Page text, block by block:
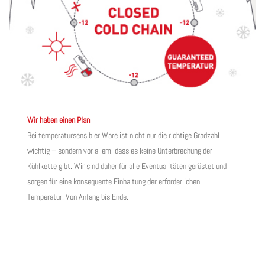
Wir haben einen Plan
Bei temperatursensibler Ware ist nicht nur die richtige Gradzahl
wichtig – sondern vor allem, dass es keine Unterbrechung der
Kühlkette gibt. Wir sind daher für alle Eventualitäten gerüstet und
sorgen für eine konsequente Einhaltung der erforderlichen
Temperatur. Von Anfang bis Ende.